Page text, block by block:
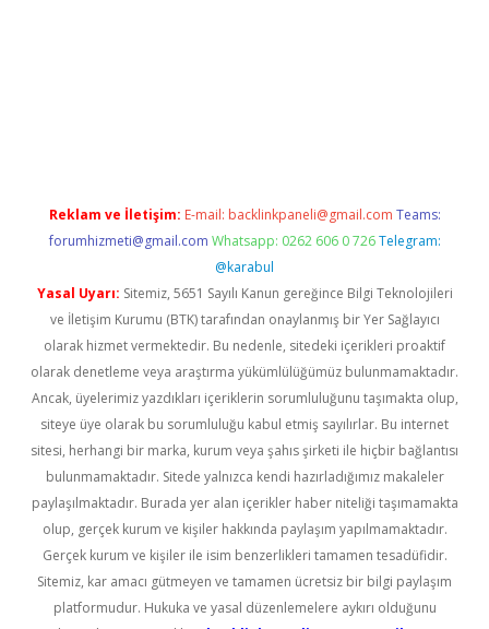
Reklam ve İletişim: E-mail: backlinkpaneli@gmail.com Teams:
forumhizmeti@gmail.com Whatsapp: 0262 606 0 726 Telegram:
@karabul
Yasal Uyarı: Sitemiz, 5651 Sayılı Kanun gereğince Bilgi Teknolojileri
ve İletişim Kurumu (BTK) tarafından onaylanmış bir Yer Sağlayıcı
olarak hizmet vermektedir. Bu nedenle, sitedeki içerikleri proaktif
olarak denetleme veya araştırma yükümlülüğümüz bulunmamaktadır.
Ancak, üyelerimiz yazdıkları içeriklerin sorumluluğunu taşımakta olup,
siteye üye olarak bu sorumluluğu kabul etmiş sayılırlar. Bu internet
sitesi, herhangi bir marka, kurum veya şahıs şirketi ile hiçbir bağlantısı
bulunmamaktadır. Sitede yalnızca kendi hazırladığımız makaleler
paylaşılmaktadır. Burada yer alan içerikler haber niteliği taşımamakta
olup, gerçek kurum ve kişiler hakkında paylaşım yapılmamaktadır.
Gerçek kurum ve kişiler ile isim benzerlikleri tamamen tesadüfidir.
Sitemiz, kar amacı gütmeyen ve tamamen ücretsiz bir bilgi paylaşım
platformudur. Hukuka ve yasal düzenlemelere aykırı olduğunu